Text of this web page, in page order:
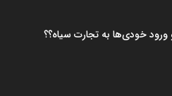
ورود خودی‌ها به تجارت سیاه؟؟